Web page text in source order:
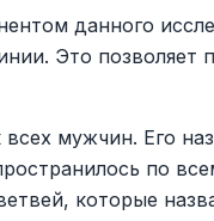
данного
Это позволяет
мужчин. Его
по
которые